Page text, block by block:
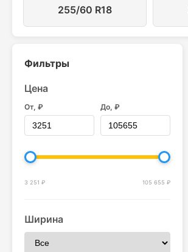
255/60 R18
Фильтры
Цена
От, ₽ До, ₽
3 251 ₽ 105 655 ₽
Ширина